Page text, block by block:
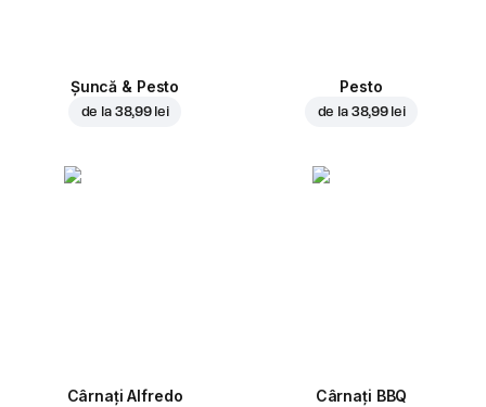
Șuncă & Pesto
de la 38,99 lei
Pesto
de la 38,99 lei
Cârnați Alfredo Cârnați BBQ